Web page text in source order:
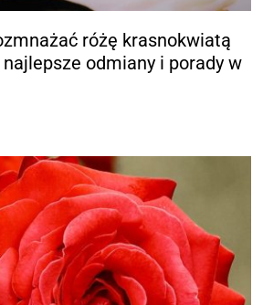
różę krasnokwiatą
odmiany i porady w